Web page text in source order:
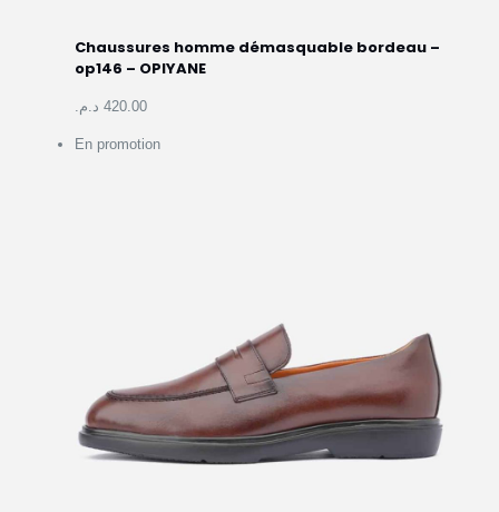
Chaussures homme démasquable bordeau –
op146 – OPIYANE
420.00 د.م.
En promotion